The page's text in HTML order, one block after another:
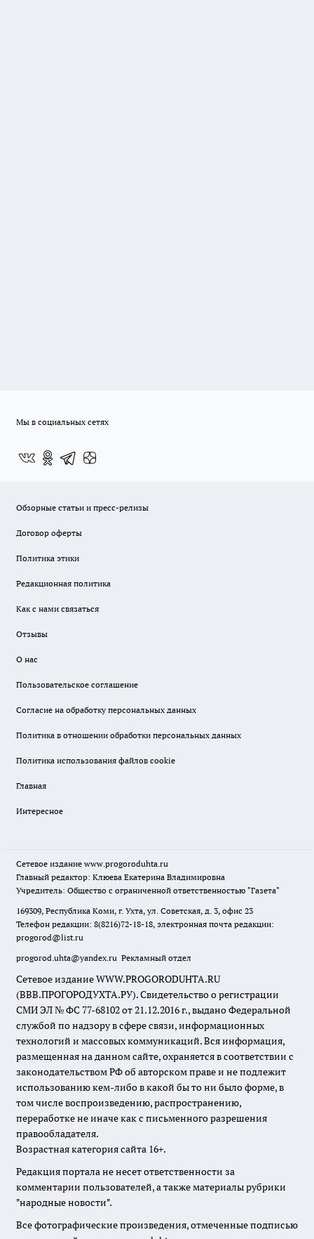
Мы в социальных сетях
Обзорные статьи и пресс-релизы
Договор оферты
Политика этики
Редакционная политика
Как с нами связаться
Отзывы
О нас
Пользовательское соглашение
Согласие на обработку персональных данных
Политика в отношении обработки персональных данных
Политика использования файлов cookie
Главная
Интересное
Сетевое издание www.progoroduhta.ru
Главный редактор: Клюева Екатерина Владимировна
Учредитель: Общество с ограниченной ответственностью "Газета"
169309, Республика Коми, г. Ухта, ул. Советская, д. 3, офис 23
Телефон редакции: 8(8216)72-18-18, электронная почта редакции:
progorod@list.ru
progorod.uhta@yandex.ru Рекламный отдел
Сетевое издание WWW.PROGORODUHTA.RU
(ВВВ.ПРОГОРОДУХТА.РУ). Свидетельство о регистрации
СМИ ЭЛ № ФС 77-68102 от 21.12.2016 г., выдано Федеральной
службой по надзору в сфере связи, информационных
технологий и массовых коммуникаций. Вся информация,
размещенная на данном сайте, охраняется в соответствии с
законодательством РФ об авторском праве и не подлежит
использованию кем-либо в какой бы то ни было форме, в
том числе воспроизведению, распространению,
переработке не иначе как с письменного разрешения
правообладателя.
Возрастная категория сайта 16+.
Редакция портала не несет ответственности за
комментарии пользователей, а также материалы рубрики
"народные новости".
Все фотографические произведения, отмеченные подписью